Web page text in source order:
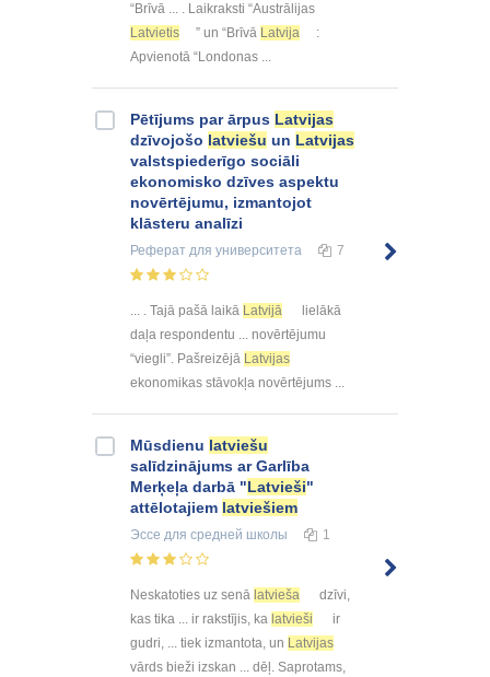
“Brīvā ... . Laikraksti “Austrālijas
Latvietis
” un “Brīvā Latvija
:
Apvienotā “Londonas ...
Pētījums par ārpus Latvijas
dzīvojošo latviešu un Latvijas
valstspiederīgo sociāli
ekonomisko dzīves aspektu
novērtējumu, izmantojot
klāsteru analīzi
Реферат для университета 7
... . Tajā pašā laikā Latvijā
lielākā
daļa respondentu ... novērtējumu
“viegli”. Pašreizējā Latvijas
ekonomikas stāvokļa novērtējums ...
Mūsdienu latviešu
salīdzinājums ar Garlība
Merķeļa darbā "Latvieši"
attēlotajiem latviešiem
Эссе для средней школы 1
Neskatoties uz senā latvieša
dzīvi,
kas tika ... ir rakstījis, ka latvieši
ir
gudri, ... tiek izmantota, un Latvijas
vārds bieži izskan ... dēļ. Saprotams,